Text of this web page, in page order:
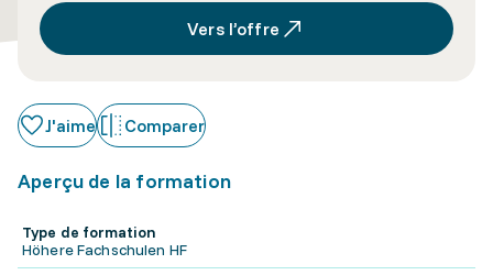
Vers l’offre
J'aime Comparer
Aperçu de la formation
Type de formation
Höhere Fachschulen HF